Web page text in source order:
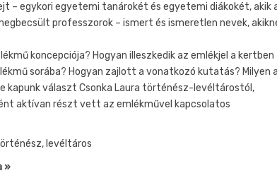
– egykori egyetemi tanárokét és egyetemi diákokét, akik
professzorok – ismert és ismeretlen nevek,
koncepciója? Hogyan illeszkedik az emlékjel a kertben
sorába? Hogyan zajlott a vonatkozó kutatás? Milyen
kapunk választ Csonka Laura történész-levéltárostól,
aktívan részt vett az emlékművel kapcsolatos
levéltáros
»